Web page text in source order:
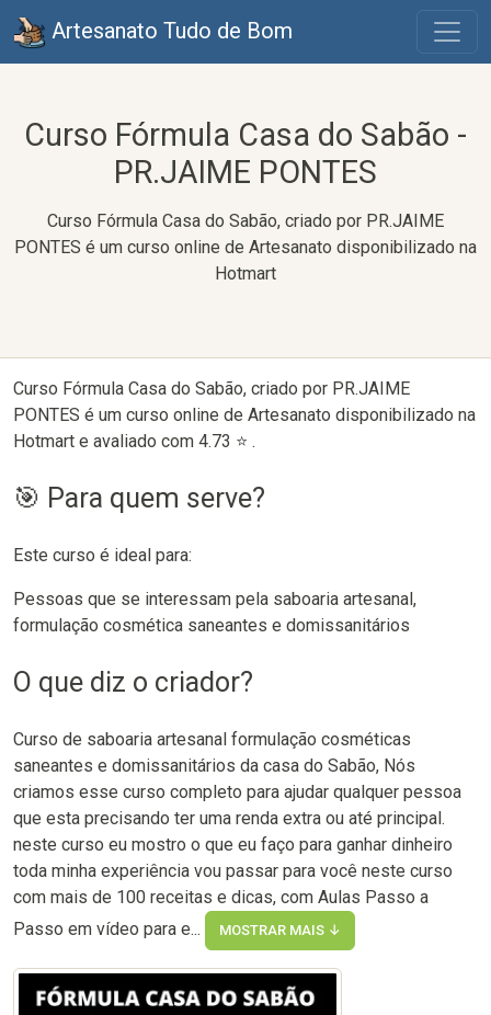
Artesanato Tudo de Bom
Curso Fórmula Casa do Sabão -
PR.JAIME PONTES
Curso Fórmula Casa do Sabão, criado por PR.JAIME
PONTES é um curso online de Artesanato disponibilizado na
Hotmart
Curso Fórmula Casa do Sabão, criado por PR.JAIME
PONTES é um curso online de Artesanato disponibilizado na
Hotmart e avaliado com 4.73 ⭐ .
🎯 Para quem serve?
Este curso é ideal para:
Pessoas que se interessam pela saboaria artesanal,
formulação cosmética saneantes e domissanitários
O que diz o criador?
Curso de saboaria artesanal formulação cosméticas
saneantes e domissanitários da casa do Sabão, Nós
criamos esse curso completo para ajudar qualquer pessoa
que esta precisando ter uma renda extra ou até principal.
neste curso eu mostro o que eu faço para ganhar dinheiro
toda minha experiência vou passar para você neste curso
com mais de 100 receitas e dicas, com Aulas Passo a
Passo em vídeo para e...
MOSTRAR MAIS ↓